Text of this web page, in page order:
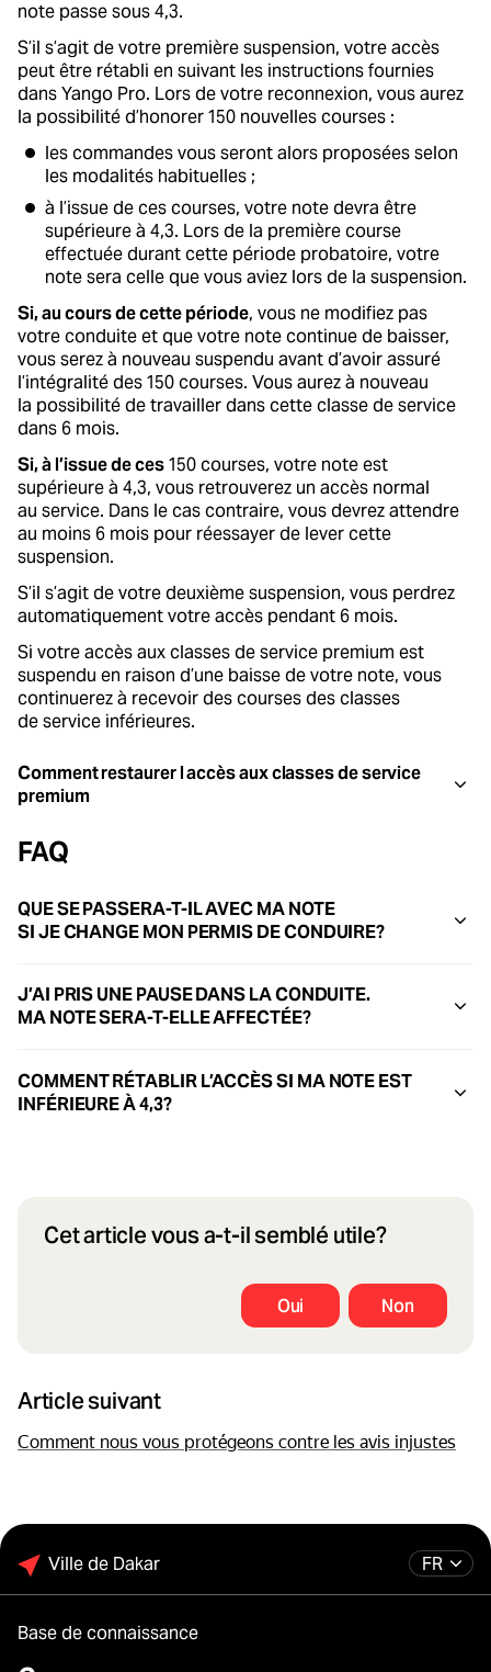
note passe sous 4,3.
S’il s’agit de votre première suspension, votre accès
peut être rétabli en suivant les instructions fournies
dans Yango Pro. Lors de votre reconnexion, vous aurez
la possibilité d’honorer 150 nouvelles courses :
les commandes vous seront alors proposées selon
les modalités habituelles ;
à l’issue de ces courses, votre note devra être
supérieure à 4,3. Lors de la première course
effectuée durant cette période probatoire, votre
note sera celle que vous aviez lors de la suspension.
Si, au cours de cette période, vous ne modifiez pas
votre conduite et que votre note continue de baisser,
vous serez à nouveau suspendu avant d’avoir assuré
l’intégralité des 150 courses. Vous aurez à nouveau
la possibilité de travailler dans cette classe de service
dans 6 mois.
Si, à l’issue de ces 150 courses, votre note est
supérieure à 4,3, vous retrouverez un accès normal
au service. Dans le cas contraire, vous devrez attendre
au moins 6 mois pour réessayer de lever cette
suspension.
S’il s’agit de votre deuxième suspension, vous perdrez
automatiquement votre accès pendant 6 mois.
Si votre accès aux classes de service premium est
suspendu en raison d’une baisse de votre note, vous
continuerez à recevoir des courses des classes
de service inférieures.
Comment restaurer l accès aux classes de service
premium
FAQ
QUE SE PASSERA-T-IL AVEC MA NOTE
SI JE CHANGE MON PERMIS DE CONDUIRE?
J’AI PRIS UNE PAUSE DANS LA CONDUITE.
MA NOTE SERA-T-ELLE AFFECTÉE?
COMMENT RÉTABLIR L’ACCÈS SI MA NOTE EST
INFÉRIEURE À 4,3?
Cet article vous a-t-il semblé utile?
Oui Non
Article suivant
Comment nous vous protégeons contre les avis injustes
FR
Ville de Dakar
Base de connaissance